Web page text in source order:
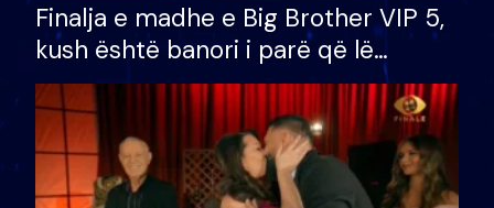
Finalja e madhe e Big Brother VIP 5,
kush është banori i parë që lë
shtëpinë dhe humb mundësinë për
të fituar çmimin e madh